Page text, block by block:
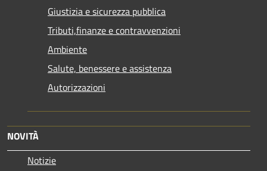
Giustizia e sicurezza pubblica
Tributi,finanze e contravvenzioni
Ambiente
Salute, benessere e assistenza
Autorizzazioni
NOVITÀ
Notizie